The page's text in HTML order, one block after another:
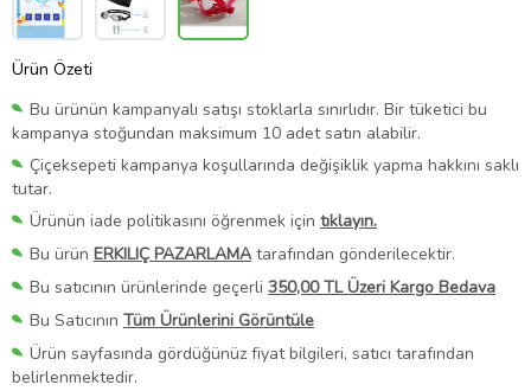
Ürün Özeti
Bu ürünün kampanyalı satışı stoklarla sınırlıdır. Bir tüketici bu
kampanya stoğundan maksimum 10 adet satın alabilir.
Çiçeksepeti kampanya koşullarında değişiklik yapma hakkını saklı
tutar.
Ürünün iade politikasını öğrenmek için tıklayın.
Bu ürün ERKILIÇ PAZARLAMAtarafından gönderilecektir.
Bu satıcının ürünlerinde geçerli 350,00 TL Üzeri Kargo Bedava
Bu Satıcının Tüm Ürünlerini Görüntüle
Ürün sayfasında gördüğünüz fiyat bilgileri, satıcı tarafından
belirlenmektedir.